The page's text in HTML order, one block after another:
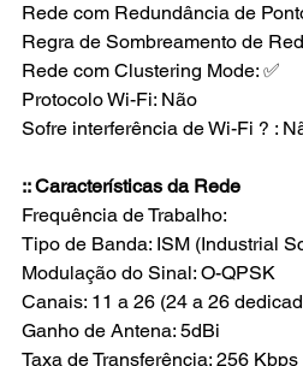
Rede com Redundância de
Regra de Sombreamento de
Rede com Clustering Mode: ✅
Protocolo Wi-Fi: Não
Sofre interferência de Wi-Fi ? :
:: Características da Rede
Frequência de Trabalho:
Tipo de Banda: ISM (Industrial
Modulação do Sinal: O-QPSK
Canais: 11 a 26 (24 a 26
Ganho de Antena: 5dBi
Taxa de Transferência: 256 Kbps